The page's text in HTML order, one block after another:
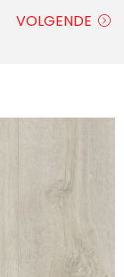
VOLGENDE